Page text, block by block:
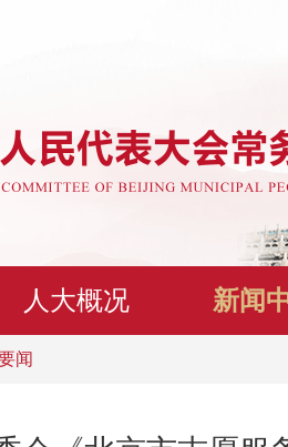
人大概况 新闻
闻